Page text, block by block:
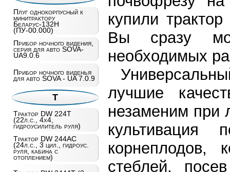
Плуг однокорпусный к
минитрактору
Беларус-132Н
(ПУ-00.000)
Прибор ночного видения,
серия для авто SOVA-
UA9.0.6
Прибор ночного виденья
для авто SOVA - UA 7.0.9
Т
Трактор DW 224T
(22л.с., 4х4,
гидроусилитель руля)
Трактор DW 244AC
(24л.с., 3 цил., гидроус.
руля, кабина с
отоплением)
купили
Вы сразу
необходимых
лучшие
незаменим при
культивация
стеблей,